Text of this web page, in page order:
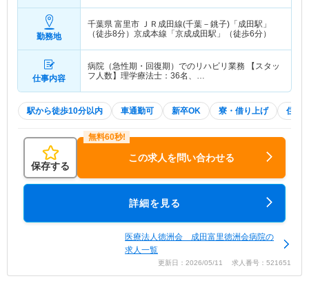
勤務地
千葉県 富里市 ＪＲ成田線(千葉－銚子)「成田駅」
（徒歩8分）京成本線「京成成田駅」（徒歩6分）
仕事内容
病院（急性期・回復期）でのリハビリ業務 【スタッ
フ人数】理学療法士：36名、…
駅から徒歩10分以内 車通勤可 新卒OK 寮・借り上げ 住宅
保存する
この求人を問い合わせる
詳細を見る
医療法人徳洲会 成田富里徳洲会病院の
求人一覧
更新日：2026/05/11 求人番号：521651